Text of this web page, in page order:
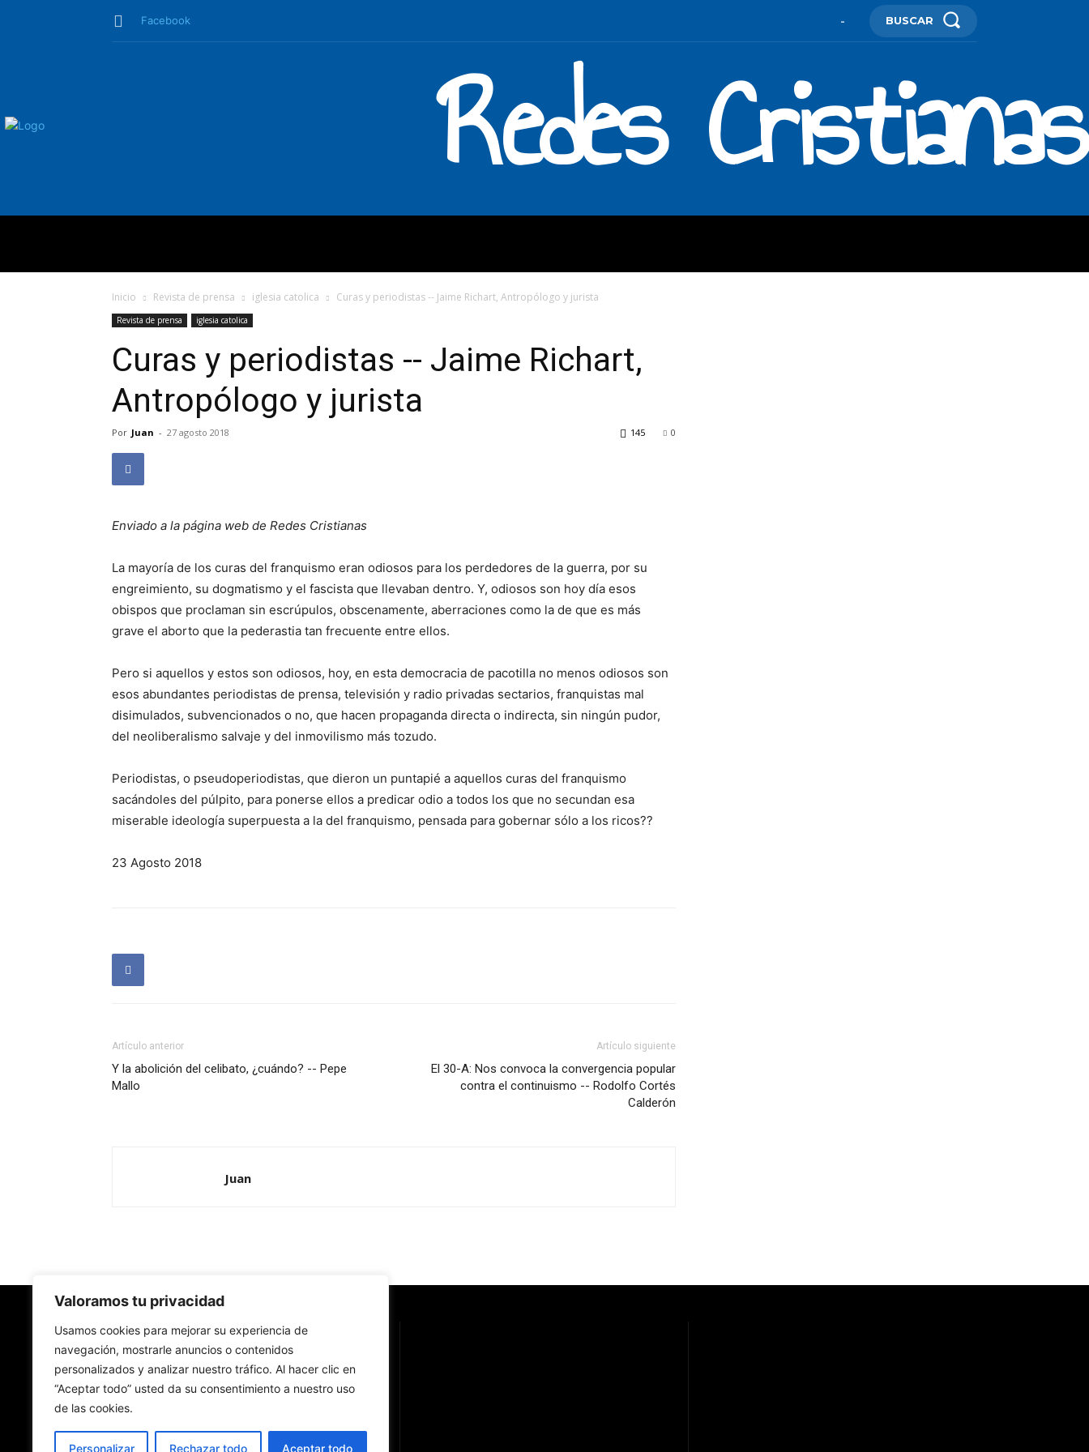
Valoramos tu privacidad
Usamos cookies para mejorar su experiencia de
navegación, mostrarle anuncios o contenidos
personalizados y analizar nuestro tráfico. Al hacer clic en
“Aceptar todo” usted da su consentimiento a nuestro uso
de las cookies.
Personalizar Rechazar todo Aceptar todo
Facebook - BUSCAR
Redes Cristianas
Inicio Revista de prensa iglesia catolica Curas y periodistas -- Jaime Richart, Antropólogo y jurista
Revista de prensa iglesia catolica
Curas y periodistas -- Jaime Richart,
Antropólogo y jurista
Por Juan - 27 agosto 2018 0
145
Enviado a la página web de Redes Cristianas
La mayoría de los curas del franquismo eran odiosos para los perdedores de la guerra, por su
engreimiento, su dogma­tismo y el fascista que llevaban dentro. Y, odiosos son hoy día esos
obispos que proclaman sin escrúpulos, obs­cenamente, aberraciones como la de que es más
grave el aborto que la pederastia tan frecuente entre ellos.
Pero si aquellos y estos son odiosos, hoy, en esta democracia de pa­cotilla no menos odiosos son
esos abundantes periodistas de prensa, televisión y radio privadas sectarios, franquistas mal
disimulados, subvencionados o no, que hacen propa­ganda directa o indirecta, sin ningún pudor,
del neolibera­lismo salvaje y del inmovilismo más tozudo.
Periodistas, o pseudoperiodistas, que dieron un puntapié a aquellos curas del franquismo
sacándoles del púlpito, para ponerse ellos a predicar odio a todos los que no secundan esa
miserable ideología superpuesta a la del fran­quismo, pensada para gobernar sólo a los ricos??
23 Agosto 2018
Artículo anterior
Y la abolición del celibato, ¿cuándo? -- Pepe
Mallo
Artículo siguiente
El 30-A: Nos convoca la convergencia popular
contra el continuismo -- Rodolfo Cortés
Calderón
Juan
Redes Cristianas
Una mirada alternativa sobre la Iglesia católica y la
- Colectivos de Redes Cristianas